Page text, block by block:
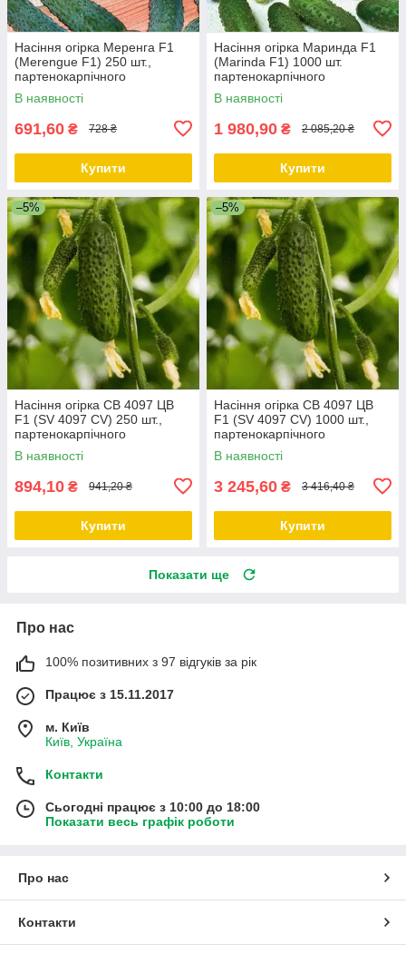
Насіння огірка Меренга F1
(Merengue F1) 250 шт.,
партенокарпічного
(самозапильного)
В наявності
691,60 ₴ 728 ₴
Купити
Насіння огірка Маринда F1
(Marinda F1) 1000 шт.
партенокарпічного
(самоопыляемого)
В наявності
1 980,90 ₴ 2 085,20 ₴
Купити
–5%
Насіння огірка СВ 4097 ЦВ
F1 (SV 4097 CV) 250 шт.,
партенокарпічного
(самоопыляемого)
В наявності
894,10 ₴ 941,20 ₴
Купити
–5%
Насіння огірка СВ 4097 ЦВ
F1 (SV 4097 CV) 1000 шт.,
партенокарпічного
(самозапильного)
В наявності
3 245,60 ₴ 3 416,40 ₴
Купити
Показати ще
Про нас
100% позитивних з 97 відгуків за рік
Працює з 15.11.2017
м. Київ
Київ, Україна
Контакти
Сьогодні працює з 10:00 до 18:00
Показати весь графік роботи
Про нас
Контакти